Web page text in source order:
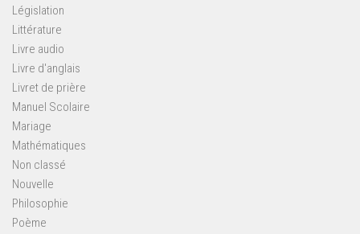
Législation
Littérature
Livre audio
Livre d'anglais
Livret de prière
Manuel Scolaire
Mariage
Mathématiques
Non classé
Nouvelle
Philosophie
Poème